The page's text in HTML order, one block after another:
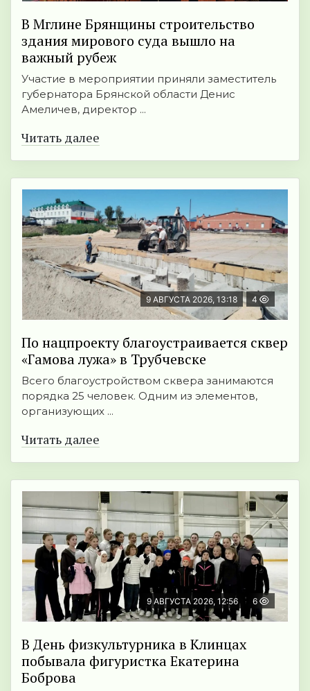
В Мглине Брянщины строительство
здания мирового суда вышло на
важный рубеж
Участие в мероприятии приняли заместитель
губернатора Брянской области Денис
Амеличев, директор ...
Читать далее
9 АВГУСТА 2026, 13:18 4
По нацпроекту благоустраивается сквер
«Гамова лужа» в Трубчевске
Всего благоустройством сквера занимаются
порядка 25 человек. Одним из элементов,
организующих ...
Читать далее
9 АВГУСТА 2026, 12:56 6
В День физкультурника в Клинцах
побывала фигуристка Екатерина
Боброва